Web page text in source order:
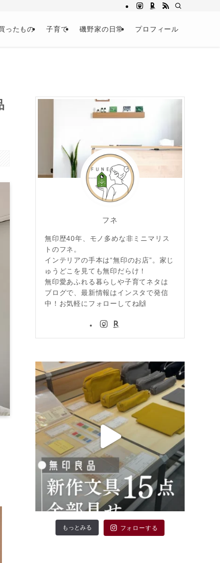
ったもの 子育て 磯野家の日常 プロフィール
フネ
無印歴40年、モノ多めな非ミニマリス
トのフネ。
インテリアの手本は“無印のお店”。家じ
ゅうどこを見ても無印だらけ！
無印愛あふれる暮らしや子育てネタは
ブログで、最新情報はインスタで発信
中！お気軽にフォローしてね🙌
もっとみる フォローする